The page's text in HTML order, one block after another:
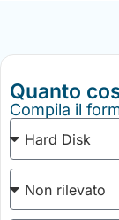
Quanto
Compila il